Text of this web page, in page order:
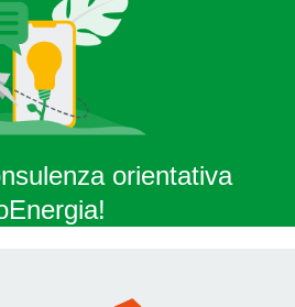
orientativa